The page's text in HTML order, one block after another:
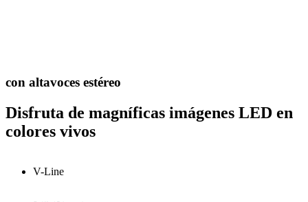
con altavoces estéreo
Disfruta de magníficas imágenes LED en
colores vivos
V-Line